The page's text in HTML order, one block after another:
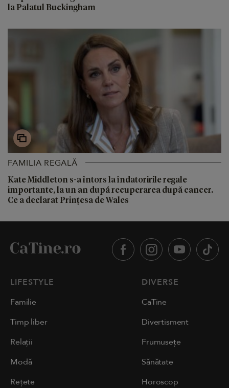
la Palatul Buckingham
FAMILIA REGALĂ
Kate Middleton s-a întors la îndatoririle regale
importante, la un an după recuperarea după cancer.
Ce a declarat Prințesa de Wales
LIFESTYLE
Familie
Timp liber
Relații
Modă
Rețete
DIVERSE
CaTine
Divertisment
Frumusețe
Sănătate
Horoscop